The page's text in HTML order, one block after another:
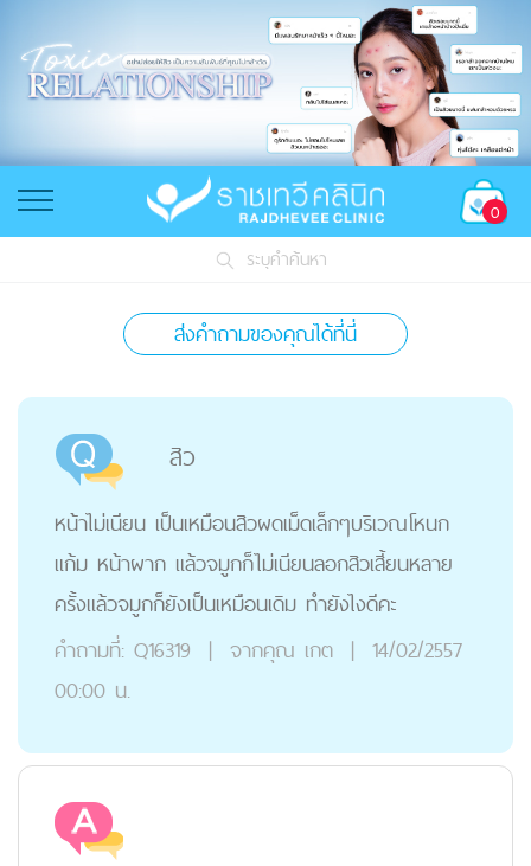
0
ระบุคำค้นหา
ส่งคำถามของคุณได้ที่นี่
สิว
หน้าไม่เนียน เป็นเหมือนสิวผดเม็ดเล็กๆบริเวณโหนก
แก้ม หน้าผาก แล้วจมูกก็ไม่เนียนลอกสิวเสี้ยนหลาย
ครั้งแล้วจมูกก็ยังเป็นเหมือนเดิม ทำยังไงดีคะ
คำถามที่: Q16319 | จากคุณ เกต | 14/02/2557
00:00 น.